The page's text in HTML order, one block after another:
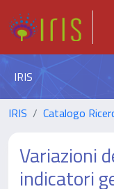
IRIS
IRIS Catalogo
Variazioni
indicatori